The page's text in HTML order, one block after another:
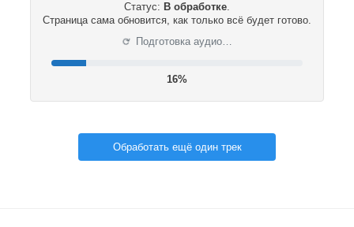
Статус: В обработке.
Страница сама обновится, как только всё будет готово.
⟳ Подготовка аудио…
16%
Обработать ещё один трек